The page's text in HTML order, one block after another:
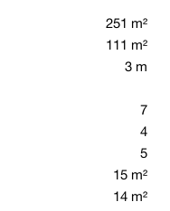
251 m²
111 m²
3 m
7
4
5
15 m²
14 m²